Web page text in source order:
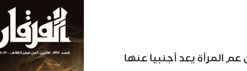
المرأة يعد أجنبيا عنها